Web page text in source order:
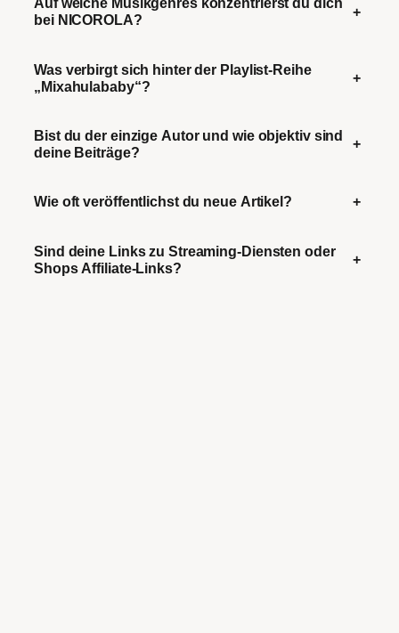
bei NICOROLA?
+
Was verbirgt sich hinter der Playlist-Reihe
„Mixahulababy“?
+
Bist du der einzige Autor und wie objektiv sind
deine Beiträge?
+
Wie oft veröffentlichst du neue Artikel? +
Sind deine Links zu Streaming-Diensten oder
Shops Affiliate-Links?
+